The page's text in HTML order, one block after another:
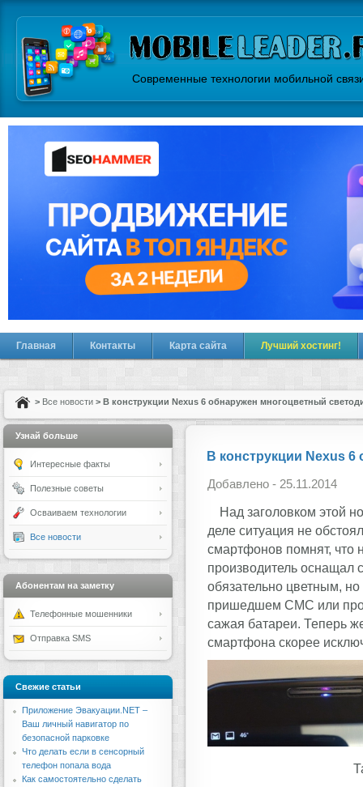
Современные технологии мобильной
Главная Контакты Карта сайта Лучший хостинг!
> Все новости > В конструкции Nexus 6 обнаружен многоцветный
В конструкции Nexus
Добавлено - 25.11.2014
Над заголовком этой
деле ситуация не
смартфонов помнят, что
производитель оснащал
обязательно цветным,
пришедшем СМС или
сажая батареи. Теперь
смартфона скорее
Узнай больше
Интересные факты
Полезные советы
Осваиваем технологии
Все новости
Абонентам на заметку
Телефонные мошенники
Отправка SMS
Свежие статьи
Приложение Эвакуации.NET –
Ваш личный навигатор по
безопасной парковке
Что делать если в сенсорный
телефон попала вода
Как самостоятельно сделать